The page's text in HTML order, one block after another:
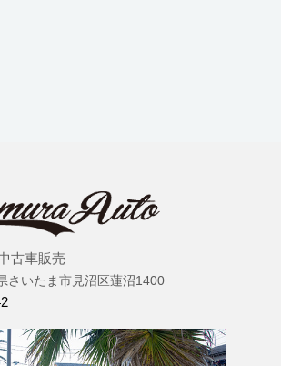
古車販売
さいたま市見沼区蓮沼1400